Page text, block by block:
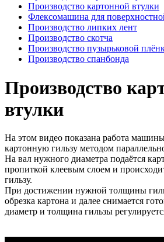
Производство картонной втулки
Флексомашина для
Производство липких лент
Производство скотча
Производство пузырьковой
Производство спанбонда
Производство
втулки
На этом видео показана работа
картонную гильзу методом
На вал нужного диаметра подаётся
пропиткой клеевым слоем и
гильзу.
При достижении нужной толщины
обрезка картона и далее снимается
диаметр и толщина гильзы